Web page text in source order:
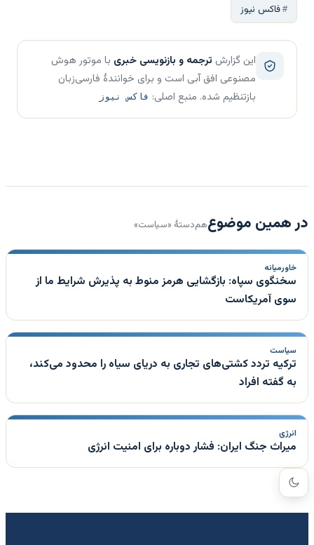
فاکس نیوز
این گزارش ترجمه و بازنویسی خبری با موتور هوش
مصنوعی افق آبی است و برای خوانندهٔ فارسی‌زبان
بازتنظیم شده. منبع اصلی: فاکس نیوز
در همین موضوعهم‌دستهٔ «سیاست»
خاورمیانه
سخنگوی سپاه: بازگشایی هرمز منوط به پذیرش شرایط ما از
سوی آمریکاست
سیاست
ترکیه تردد کشتی‌های تجاری به دریای سیاه را محدود می‌کند،
به گفته افراد
انرژی
میراث جنگ ایران: فشار دوباره برای امنیت انرژی